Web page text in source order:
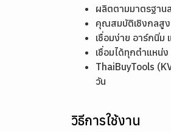
ผลิตตามมาตรฐาน
คุณสมบัติเชิงกลสูง
เชื่อมง่าย อาร์กนิ่ม
เชื่อมได้ทุกตำแหน่
ThaiBuyTools
วัน
วิธีการใช้งาน